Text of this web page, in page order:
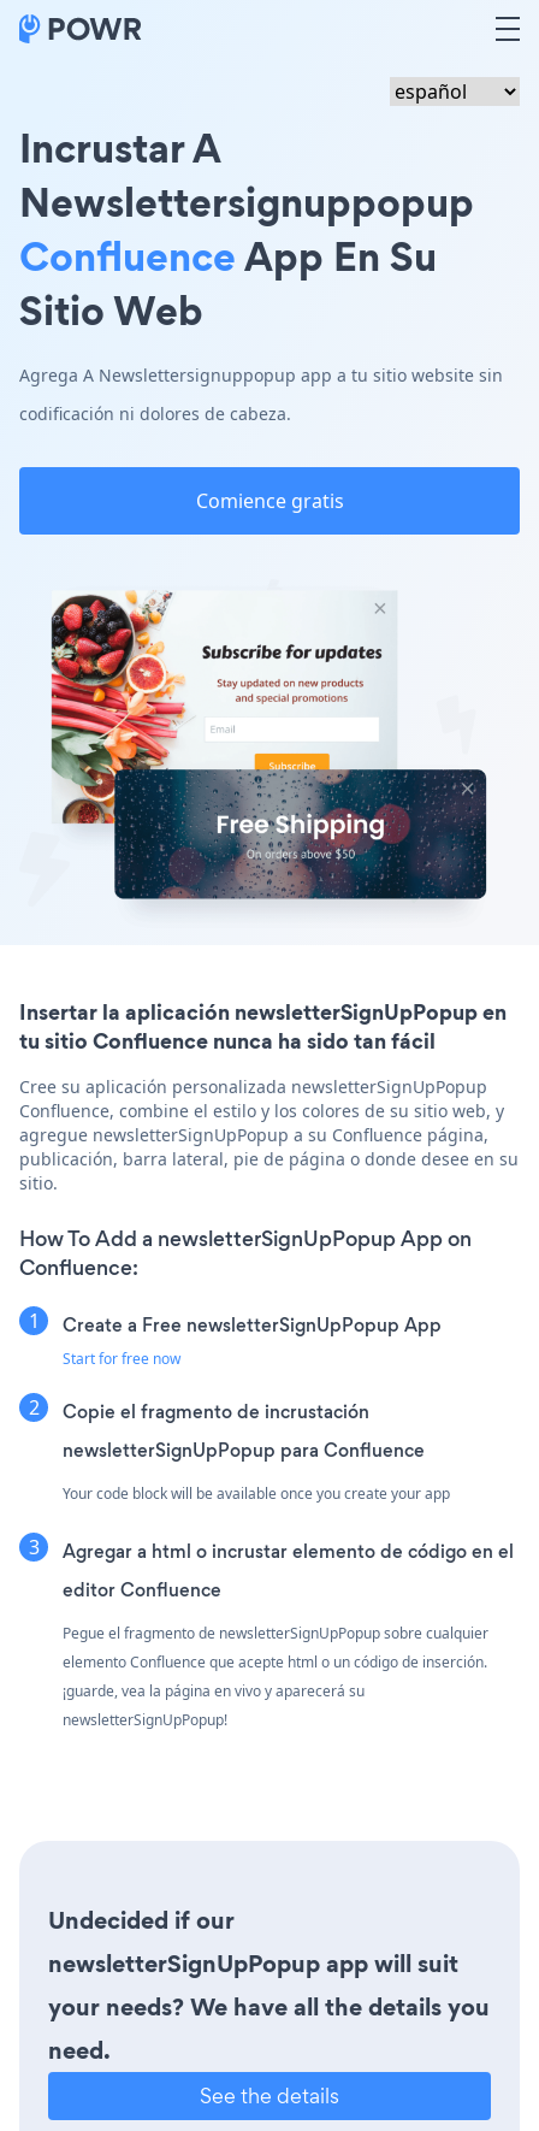
Incrustar A
Newslettersignuppopup
ConfluenceApp En Su
Sitio Web
Agrega A Newslettersignuppopup app a tu sitio website sin
codificación ni dolores de cabeza.
Comience gratis
Insertar la aplicación newsletterSignUpPopup en
tu sitio Confluence nunca ha sido tan fácil
Cree su aplicación personalizada newsletterSignUpPopup
Confluence, combine el estilo y los colores de su sitio web, y
agregue newsletterSignUpPopup a su Confluence página,
publicación, barra lateral, pie de página o donde desee en su
sitio.
How To Add a newsletterSignUpPopup App on
Confluence:
Create a Free newsletterSignUpPopup App
Start for free now
Copie el fragmento de incrustación
newsletterSignUpPopup para Confluence
Your code block will be available once you create your app
Agregar a html o incrustar elemento de código en el
editor Confluence
Pegue el fragmento de newsletterSignUpPopup sobre cualquier
elemento Confluence que acepte html o un código de inserción.
¡guarde, vea la página en vivo y aparecerá su
newsletterSignUpPopup!
Undecided if our
newsletterSignUpPopup app will suit
your needs? We have all the details you
need.
See the details